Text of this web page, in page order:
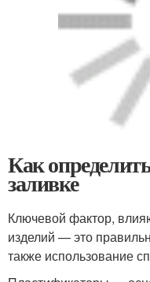
Как
Ключевой фактор,
также использование
Пластификаторы —